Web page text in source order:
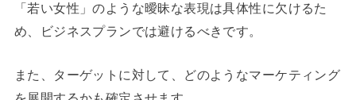
「若い女性」のような曖昧な表現は具体性に欠けるた
め、ビジネスプランでは避けるべきです。
また、ターゲットに対して、どのようなマーケティング